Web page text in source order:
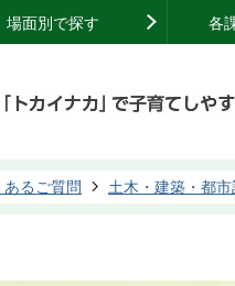
場面別で探す 各
あるご質問 土木・建築・都